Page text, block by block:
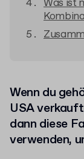
Was ist
Wenn du
USA
dann diese
verwenden,